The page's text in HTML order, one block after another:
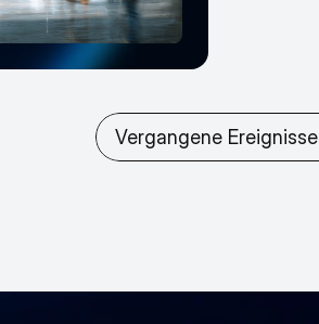
Vergangene Ereignisse